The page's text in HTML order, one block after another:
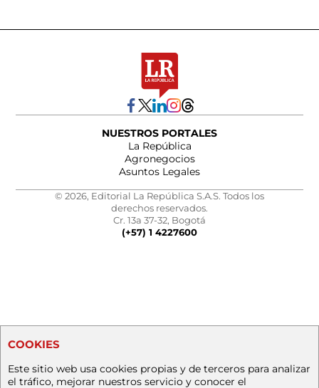
NUESTROS PORTALES
La República
Agronegocios
Asuntos Legales
© 2026, Editorial La República S.A.S. Todos los
derechos reservados.
Cr. 13a 37-32, Bogotá
(+57) 1 4227600
COOKIES
Este sitio web usa cookies propias y de terceros para analizar
el tráfico, mejorar nuestros servicio y conocer el